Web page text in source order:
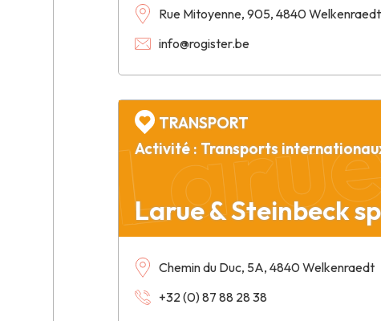
Rue Mitoyenne, 905, 4840 Welkenraedt
info@rogister.be
Larue & Steinbeck
TRANSPORT
Activité : Transports
Chemin du Duc, 5A, 4840 Welkenraedt
+32 (0) 87 88 28 38